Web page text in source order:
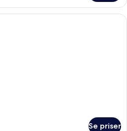
Loftsleilighet | Skrivebord for
Se priser